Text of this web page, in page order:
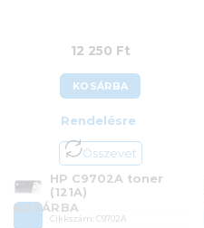
12 250 Ft
KOSÁRBA
Rendelésre
Összevet
KOSÁRBA
HP C9702A toner
(121A)
Cikkszám:C9702A